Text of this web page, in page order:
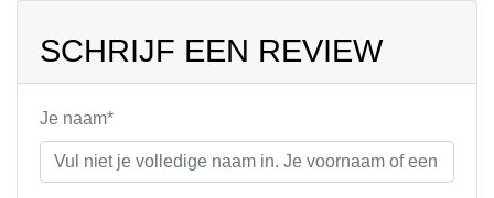
SCHRIJF EEN REVIEW
Je naam*